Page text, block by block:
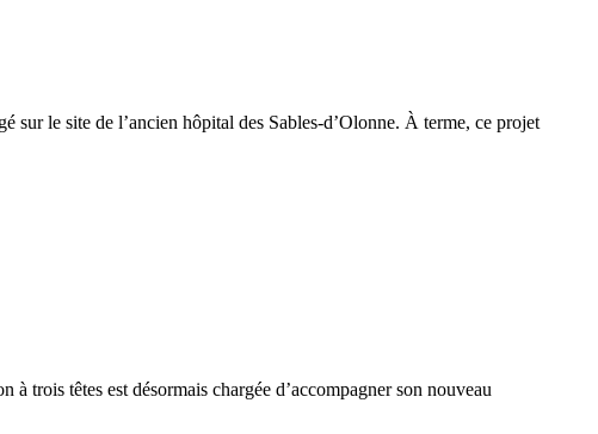
le site de l’ancien hôpital des Sables-d’Olonne. À terme, ce projet
trois têtes est désormais chargée d’accompagner son nouveau